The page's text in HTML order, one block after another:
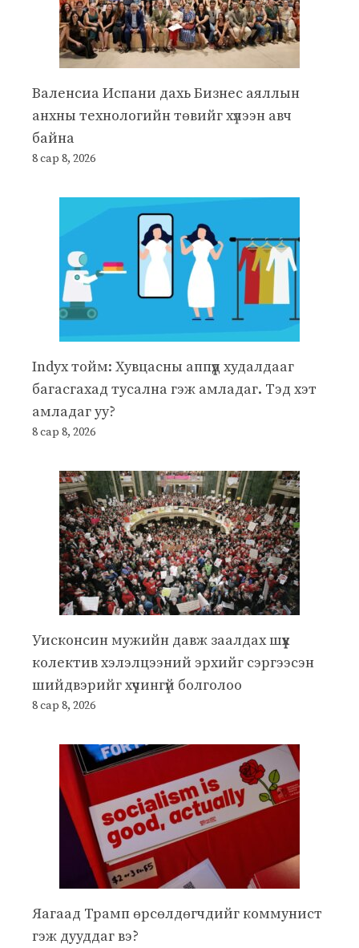
Валенсиа Испани дахь Бизнес аяллын
анхны технологийн төвийг хүлээн авч
байна
8 сар 8, 2026
Indyx тойм: Хувцасны аппүүд худалдааг
багасгахад тусална гэж амладаг. Тэд хэт
амладаг уу?
8 сар 8, 2026
Уисконсин мужийн давж заалдах шүүх
колектив хэлэлцээний эрхийг сэргээсэн
шийдвэрийг хүчингүй болголоо
8 сар 8, 2026
Яагаад Трамп өрсөлдөгчдийг коммунист
гэж дууддаг вэ?